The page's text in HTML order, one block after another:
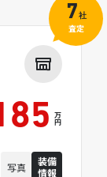
万
円
写真
装備
情報
7社
査定